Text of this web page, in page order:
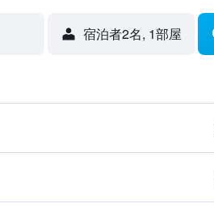
宿泊者2名, 1​部屋